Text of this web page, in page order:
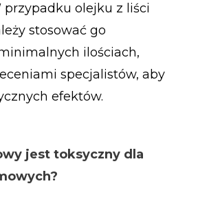
przypadku olejku z liści
stosować go
ilościach,
specjalistów, aby
efektów.
jest toksyczny dla